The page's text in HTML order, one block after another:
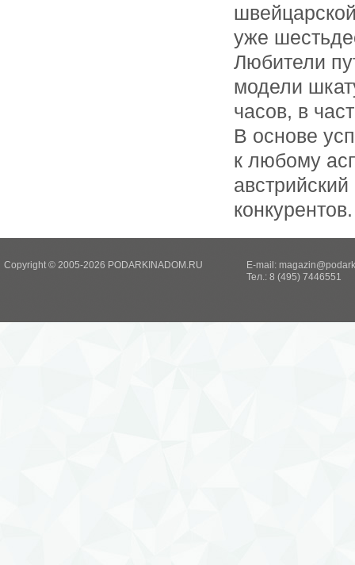
уже
Любители
модели
часов, в
В основе
к любому
конкурентов.
Copyright © 2005-2026 PODARKINADOM.RU E-mail:
Тел.: 8 (495) 7446551